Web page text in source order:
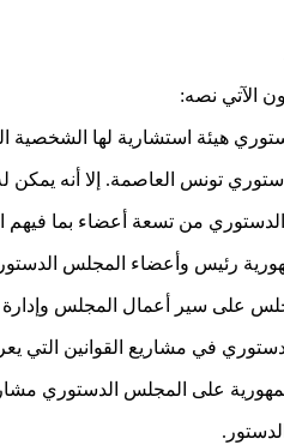
الآتي نصه:
هيئة استشارية لها الشخصية
تونس العاصمة. إلا أنه يمكن
من تسعة أعضاء بما فيهم
رئيس وأعضاء المجلس
على سير أعمال المجلس وإدارة
في مشاريع القوانين التي
على المجلس الدستوري مشاريع